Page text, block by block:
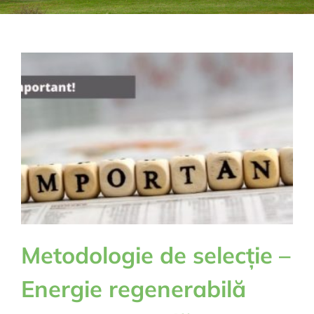
Metodologie de selecție –
Energie regenerabilă